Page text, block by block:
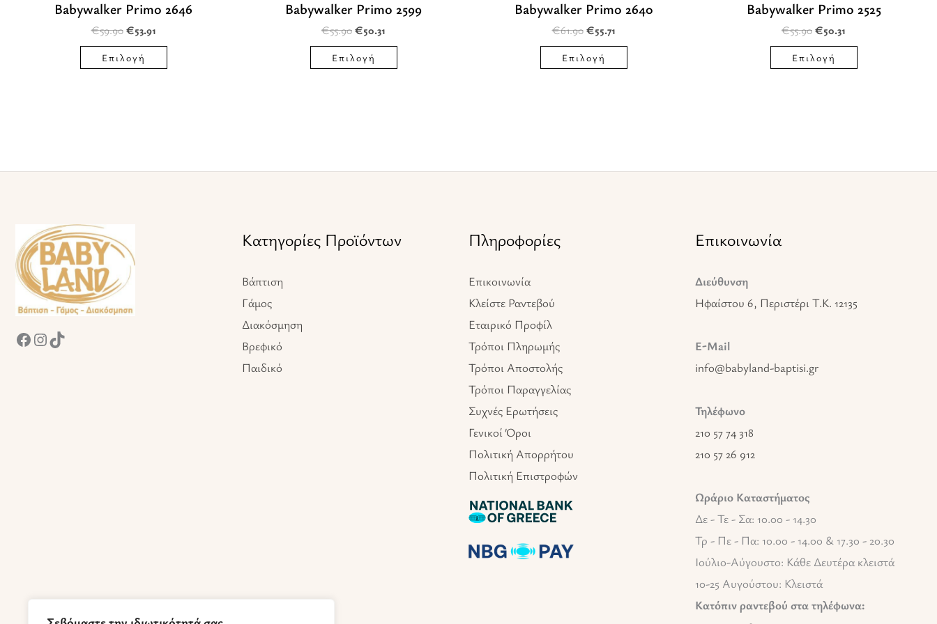
Babywalker Primo 2646
€59.90 €53.91
Επιλογή
στη
Babywalker Primo 2599
€55.90€50.31
Επιλογή
στη
Babywalker Primo 2640
€61.90 €55.71
Επιλογή
στη
Babywalker Primo 2525
€55.90€50.31
Επιλογή
στη
Facebook
Instagram
TikTok
Κατηγορίες Προϊόντων
Βάπτιση
Γάμος
Διακόσμηση
Βρεφικό
Παιδικό
Πληροφορίες
Επικοινωνία
Κλείστε Ραντεβού
Εταιρικό Προφίλ
Τρόποι Πληρωμής
Τρόποι Αποστολής
Τρόποι Παραγγελίας
Συχνές Ερωτήσεις
Γενικοί Όροι
Πολιτική Απορρήτου
Πολιτική Επιστροφών
Επικοινωνία
Διεύθυνση
Ηφαίστου 6, Περιστέρι T.K. 12135
E-Mail
info@babyland-baptisi.gr
Τηλέφωνο
210 57 74 318
210 57 26 912
Ωράριο Καταστήματος
Δε - Τε - Σα: 10.00 - 14.30
Τρ - Πε - Πα: 10.00 - 14.00 & 17.30 - 20.30
Ιούλιο-Αύγουστο: Κάθε Δευτέρα κλειστά
10-25 Αυγούστου: Κλειστά
Κατόπιν ραντεβού στα τηλέφωνα: